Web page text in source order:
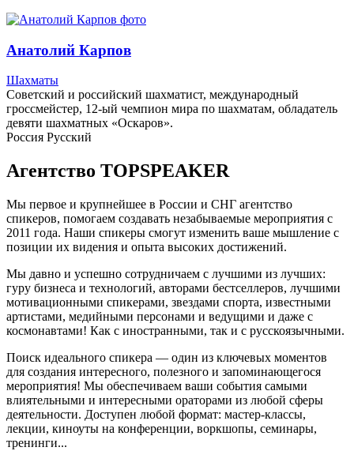
Анатолий Карпов
Шахматы
Советский и российский шахматист, международный
гроссмейстер, 12-ый чемпион мира по шахматам, обладатель
девяти шахматных «Оскаров».
Россия Русский
Агентство TOPSPEAKER
Мы первое и крупнейшее в России и СНГ агентство
спикеров, помогаем создавать незабываемые мероприятия с
2011 года. Наши спикеры смогут изменить ваше мышление с
позиции их видения и опыта высоких достижений.
Мы давно и успешно сотрудничаем с лучшими из лучших:
гуру бизнеса и технологий, авторами бестселлеров, лучшими
мотивационными спикерами, звездами спорта, известными
артистами, медийными персонами и ведущими и даже с
космонавтами! Как с иностранными, так и с русскоязычными.
Поиск идеального спикера — один из ключевых моментов
для создания интересного, полезного и запоминающегося
мероприятия! Мы обеспечиваем ваши события самыми
влиятельными и интересными ораторами из любой сферы
деятельности. Доступен любой формат: мастер-классы,
лекции, киноуты на конференции, воркшопы, семинары,
тренинги...